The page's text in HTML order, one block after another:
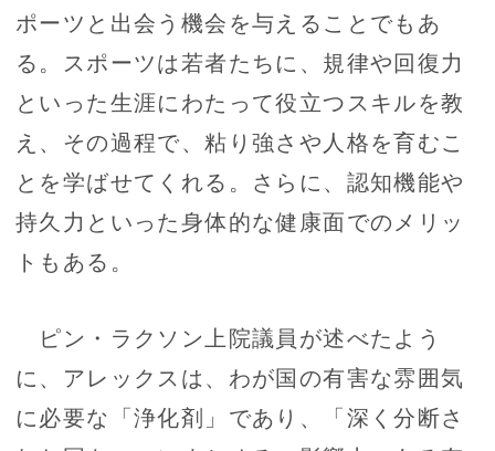
ポーツと出会う機会を与えることでもあ
る。スポーツは若者たちに、規律や回復力
といった生涯にわたって役立つスキルを教
え、その過程で、粘り強さや人格を育むこ
とを学ばせてくれる。さらに、認知機能や
持久力といった身体的な健康面でのメリッ
トもある。
ピン・ラクソン上院議員が述べたよう
に、アレックスは、わが国の有害な雰囲気
に必要な「浄化剤」であり、「深く分断さ